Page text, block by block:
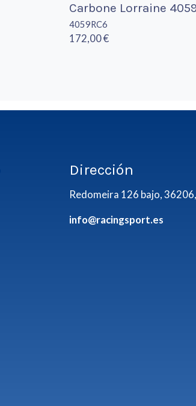
Carbone Lorraine
4059RC6
172,00 €
Dirección
Redomeira 126 bajo,
info@racingsport.es